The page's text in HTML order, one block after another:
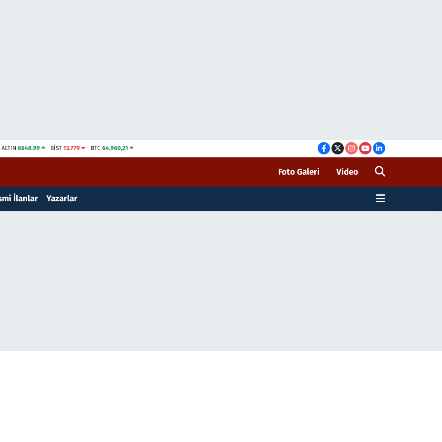
ALTIN 6648.99 BİST13.779 BTC 64.960,21
Foto Galeri Video
İlanlar Yazarlar